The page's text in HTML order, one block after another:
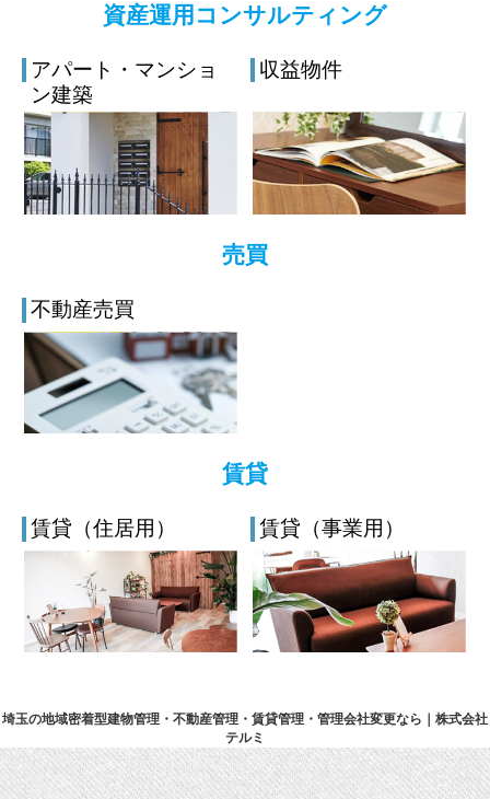
資産運用コンサルティング
アパート・マンショ
ン建築
収益物件
売買
不動産売買
賃貸
賃貸（住居用） 賃貸（事業用）
埼玉の地域密着型建物管理・不動産管理・賃貸管理・管理会社変更なら｜株式会社
テルミ